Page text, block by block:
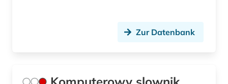
Zur Datenbank